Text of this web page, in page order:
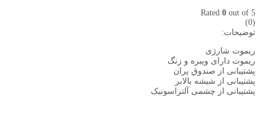
Rated 0 out of 5
(0)
توضیحات:
ریموت شارژی
ریموت دارای ویبره و زنگ
پشتیبانی از صندوق پران
پشتیبانی از شیشه بالابر
پشتیبانی از چشمی آلتراسونیک